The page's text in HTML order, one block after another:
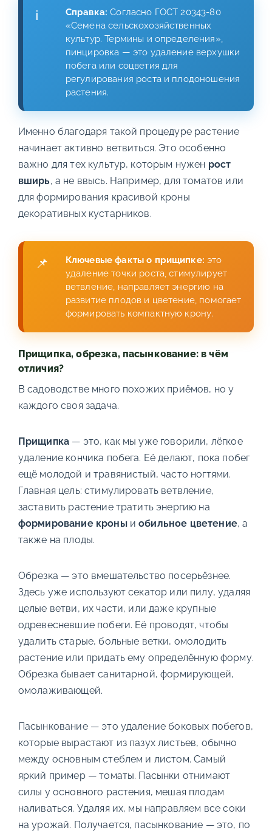
Справка: Согласно ГОСТ 20343-80
«Семена сельскохозяйственных
культур. Термины и определения»,
пинцировка — это удаление верхушки
побега или соцветия для
регулирования роста и плодоношения
растения.
Именно благодаря такой процедуре растение
начинает активно ветвиться. Это особенно
важно для тех культур, которым нужен рост
вширь, а не ввысь. Например, для томатов или
для формирования красивой кроны
декоративных кустарников.
Ключевые факты о прищипке: это
удаление точки роста, стимулирует
ветвление, направляет энергию на
развитие плодов и цветение, помогает
формировать компактную крону.
Прищипка, обрезка, пасынкование: в чём
отличия?
В садоводстве много похожих приёмов, но у
каждого своя задача.
Прищипка — это, как мы уже говорили, лёгкое
удаление кончика побега. Её делают, пока побег
ещё молодой и травянистый, часто ногтями.
Главная цель: стимулировать ветвление,
заставить растение тратить энергию на
формирование кроныиобильное цветение, а
также на плоды.
Обрезка — это вмешательство посерьёзнее.
Здесь уже используют секатор или пилу, удаляя
целые ветви, их части, или даже крупные
одревесневшие побеги. Её проводят, чтобы
удалить старые, больные ветки, омолодить
растение или придать ему определённую форму.
Обрезка бывает санитарной, формирующей,
омолаживающей.
Пасынкование — это удаление боковых побегов,
которые вырастают из пазух листьев, обычно
между основным стеблем и листом. Самый
яркий пример — томаты. Пасынки отнимают
силы у основного растения, мешая плодам
наливаться. Удаляя их, мы направляем все соки
на урожай. Получается, пасынкование — это, по